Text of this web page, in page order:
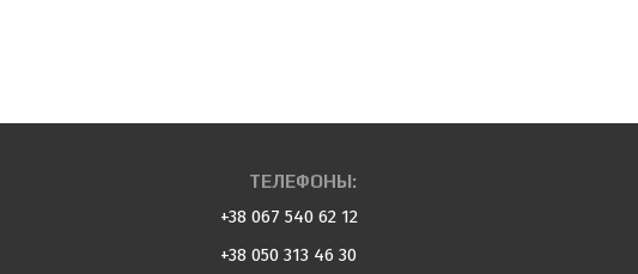
ТЕЛЕФОНЫ:
+38 067 540 62 12
+38 050 313 46 30